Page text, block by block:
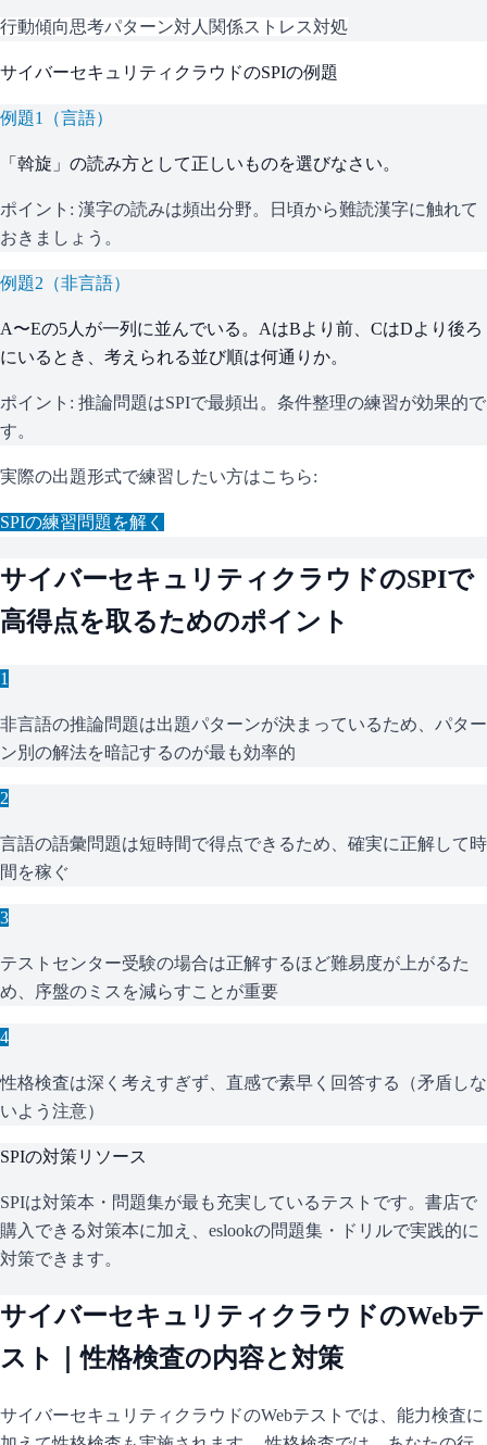
行動傾向思考パターン対人関係ストレス対処
サイバーセキュリティクラウドのSPIの例題
例題1 （言語）
「斡旋」の読み方として正しいものを選びなさい。
ポイント: 漢字の読みは頻出分野。日頃から難読漢字に触れて
おきましょう。
例題2 （非言語）
A〜Eの5人が一列に並んでいる。AはBより前、CはDより後ろ
にいるとき、考えられる並び順は何通りか。
ポイント: 推論問題はSPIで最頻出。条件整理の練習が効果的で
す。
実際の出題形式で練習したい方はこちら:
SPIの練習問題を解く
サイバーセキュリティクラウドのSPIで
高得点を取るためのポイント
1
非言語の推論問題は出題パターンが決まっているため、パター
ン別の解法を暗記するのが最も効率的
2
言語の語彙問題は短時間で得点できるため、確実に正解して時
間を稼ぐ
3
テストセンター受験の場合は正解するほど難易度が上がるた
め、序盤のミスを減らすことが重要
4
性格検査は深く考えすぎず、直感で素早く回答する（矛盾しな
いよう注意）
SPIの対策リソース
SPIは対策本・問題集が最も充実しているテストです。書店で
購入できる対策本に加え、eslookの問題集・ドリルで実践的に
対策できます。
サイバーセキュリティクラウドのWebテ
スト｜性格検査の内容と対策
サイバーセキュリティクラウドのWebテストでは、能力検査に